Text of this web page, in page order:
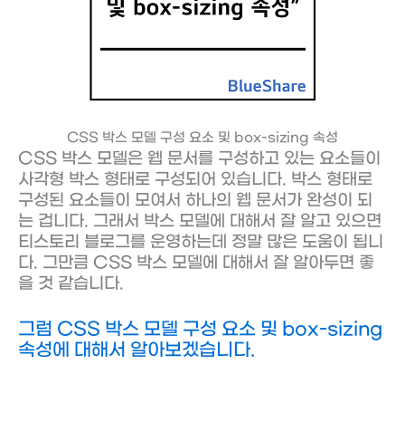
CSS 박스 모델 구성 요소 및 box-sizing 속성
CSS 박스 모델은 웹 문서를 구성하고 있는 요소들이
사각형 박스 형태로 구성되어 있습니다. 박스 형태로
구성된 요소들이 모여서 하나의 웹 문서가 완성이 되
는 겁니다. 그래서 박스 모델에 대해서 잘 알고 있으면
티스토리 블로그를 운영하는데 정말 많은 도움이 됩니
다. 그만큼 CSS 박스 모델에 대해서 잘 알아두면 좋
을 것 같습니다.
그럼 CSS 박스 모델 구성 요소 및 box-sizing
속성에 대해서 알아보겠습니다.